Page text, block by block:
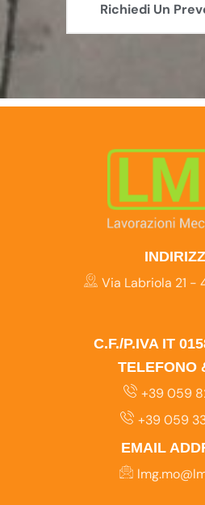
Richiedi Un
Via Labriola 21 -
C.F./P.IVA IT
TELEFONO
+39 059
+39 059
EMAIL